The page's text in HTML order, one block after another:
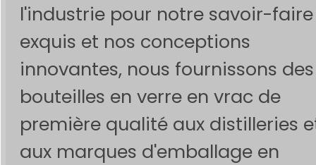
l'industrie pour notre savoir-faire
exquis et nos conceptions
innovantes, nous fournissons des
bouteilles en verre en vrac de
première qualité aux distilleries
aux marques d'emballage en